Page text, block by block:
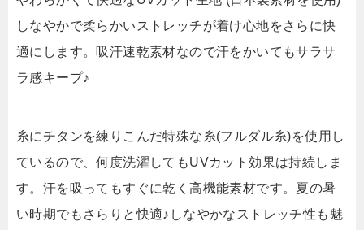
しなやかで柔らかいストレッチが着け心地をさらに快
適にします。吸汗速乾素材なので汗をかいてもサラサ
ラ感キープ♪
糸にチタンを練りこんだ特殊な糸(フルダル糸)を使用し
ているので、何度洗濯してもUVカット効果は持続しま
す。汗を吸ってもすぐに乾く高機能素材です。夏の暑
い時期でもさらりと快適♪しなやかなストレッチ性も魅